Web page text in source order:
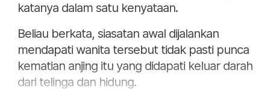
katanya dalam satu kenyataan.
Beliau berkata, siasatan awal dijalankan
mendapati wanita tersebut tidak pasti punca
kematian anjing itu yang didapati keluar darah
dari telinga dan hidung.